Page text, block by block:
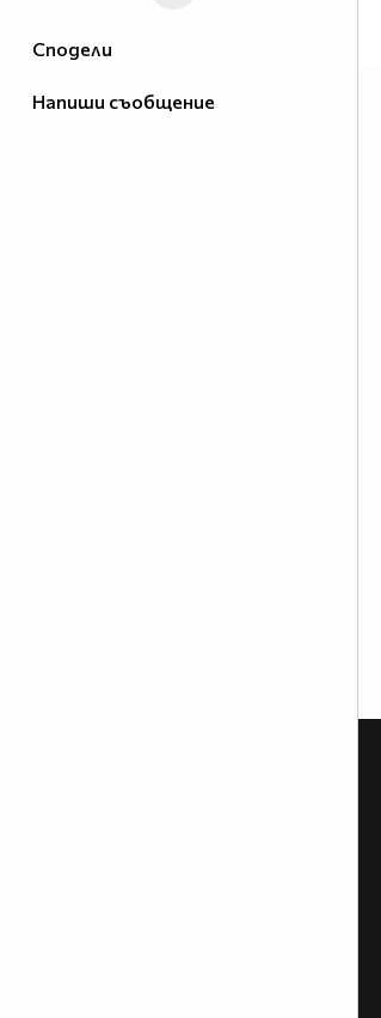
Сподели
Напиши съобщение